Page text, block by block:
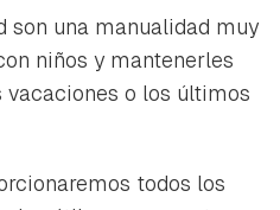
son una manualidad muy
niños y mantenerles
o los últimos
todos los